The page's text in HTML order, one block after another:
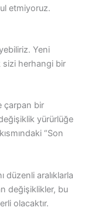
etmiyoruz.
Yeni
sizi herhangi bir
çarpan bir
yürürlüğe
“Son
düzenli aralıklarla
değişiklikler, bu
olacaktır.